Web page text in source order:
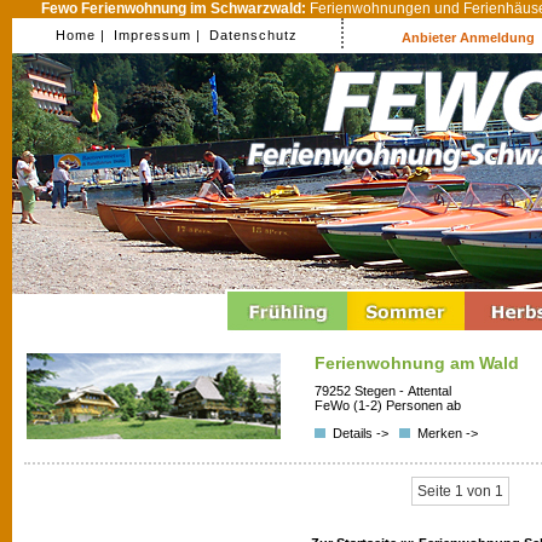
Fewo Ferienwohnung im Schwarzwald: Ferienwohnungen und
Home | Impressum | Datenschutz Anbieter Anmeldung
Ferienwohnung am Wald
79252 Stegen - Attental
FeWo (1-2) Personen ab
Details ->
Merken ->
Seite 1 von 1